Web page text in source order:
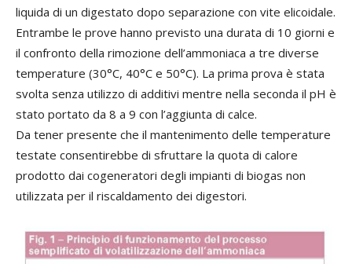
liquida di un digestato dopo separazione con vite elicoidale.
Entrambe le prove hanno previsto una durata di 10 giorni e
il confronto della rimozione dell’ammoniaca a tre diverse
temperature (30°C, 40°C e 50°C). La prima prova è stata
svolta senza utilizzo di additivi mentre nella seconda il pH è
stato portato da 8 a 9 con l’aggiunta di calce.
Da tener presente che il mantenimento delle temperature
testate consentirebbe di sfruttare la quota di calore
prodotto dai cogeneratori degli impianti di biogas non
utilizzata per il riscaldamento dei digestori.